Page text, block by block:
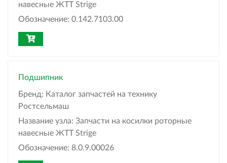
навесные ЖТТ Strige
Обозначение: 0.142.7103.00
Подшипник
Бренд: Каталог запчастей на технику
Ростсельмаш
Название узла: Запчасти на косилки роторные
навесные ЖТТ Strige
Обозначение: 8.0.9.00026